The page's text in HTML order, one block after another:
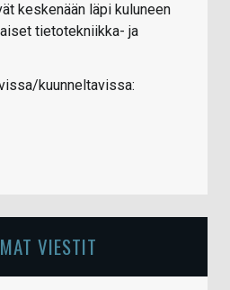
keskenään läpi kuluneen
tietotekniikka- ja
kuunneltavissa:
VIESTIT